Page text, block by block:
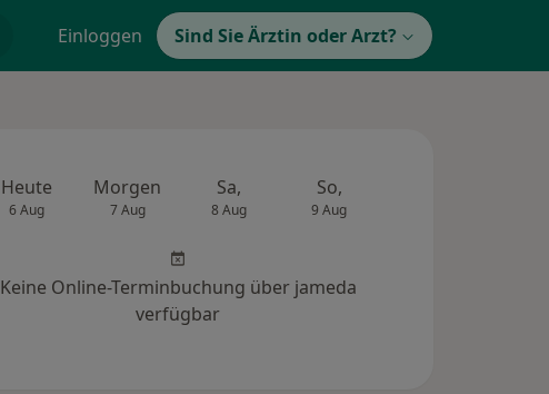
Einloggen Sind Sie Ärztin oder Arzt?
Heute
6 Aug
Morgen
7 Aug
Sa,
8 Aug
So,
9 Aug
Keine Online-Terminbuchung über jameda
verfügbar